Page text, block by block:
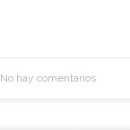
No hay comentarios